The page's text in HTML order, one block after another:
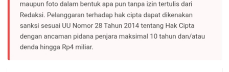
yang
Terindikasi
Bermain
BBM
Bersubsidi